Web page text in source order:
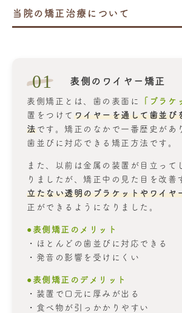
当院の矯正治療について
01 表側のワイヤー矯正
表側矯正とは、歯の表面に 「ブラケ
置をつけて ワイヤーを通して歯並び
法 です。矯正のなかで一番歴史があ
歯並びに対応できる矯正方法です。
また、以前は金属の装置が目立って
りましたが、矯正中の見た目を改善
立たない透明のブラケットやワイヤ
正ができるようになりました。
●表側矯正のメリット
・ほとんどの歯並びに対応できる
・発音の影響を受けにくい
●表側矯正のデメリット
・装置で口元に厚みが出る
・食べ物が引っかかりやすい